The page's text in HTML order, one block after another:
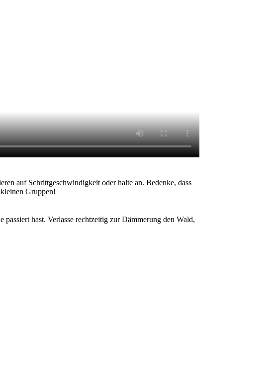
auf Schrittgeschwindigkeit oder halte an. Bedenke, dass
Gruppen!
hast. Verlasse rechtzeitig zur Dämmerung den Wald,